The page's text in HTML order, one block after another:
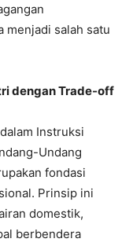
menjadi salah satu
dengan Trade-off
Instruksi
Undang
fondasi
Prinsip ini
domestik,
berbendera